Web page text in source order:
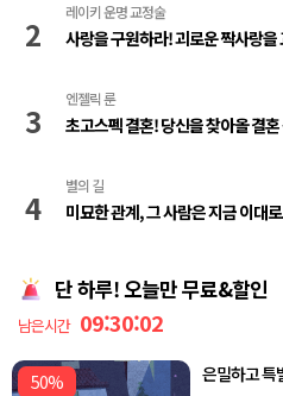
2
레이키 운명 교정술
사랑을 구원하라! 괴로운 짝사랑을
3
엔젤릭 룬
초고스펙 결혼! 당신을 찾아올 결
4
별의 길
미묘한 관계, 그 사람은 지금 이대
단 하루! 오늘만 무료&할인
남은시간 09:30:01
50% 은밀하고 특